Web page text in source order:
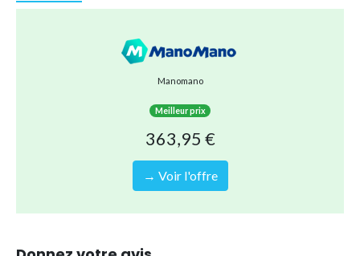
Avec cet ensemble, vous avez en une fois tout ce dont vous avez
Caractéristiques piscine:
: 366x76 cm
Contenance en litres: 6.503 Litres
Adaptée pour personnes: 6
Avantages :
Manomano
Meilleur prix
363,95 €
→ Voir l'offre